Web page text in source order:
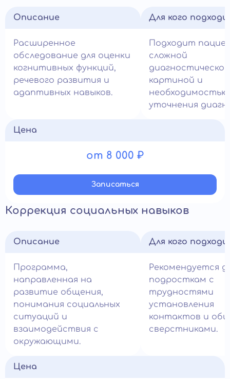
Описание
Расширенное
обследование для оценки
когнитивных функций,
речевого развития и
адаптивных навыков.
Для кого
Подходит
сложной
диагностической
картиной и
необходимостью
уточнения
Цена
от 8 000 ₽
Записатьcя
Коррекция социальных навыков
Описание
Программа,
направленная на
развитие общения,
понимания социальных
ситуаций и
взаимодействия с
окружающими.
Для кого
Рекомендуется
подросткам с
трудностями
установления
контактов и
сверстниками.
Цена